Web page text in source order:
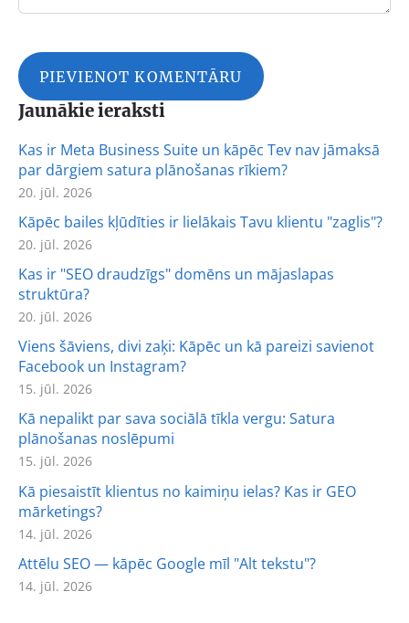
Jaunākie ieraksti
Kas ir Meta Business Suite un kāpēc Tev nav jāmaksā
par dārgiem satura plānošanas rīkiem?
20. jūl. 2026
Kāpēc bailes kļūdīties ir lielākais Tavu klientu "zaglis"?
20. jūl. 2026
Kas ir "SEO draudzīgs" domēns un mājaslapas
struktūra?
20. jūl. 2026
Viens šāviens, divi zaķi: Kāpēc un kā pareizi savienot
Facebook un Instagram?
15. jūl. 2026
Kā nepalikt par sava sociālā tīkla vergu: Satura
plānošanas noslēpumi
15. jūl. 2026
Kā piesaistīt klientus no kaimiņu ielas? Kas ir GEO
mārketings?
14. jūl. 2026
Attēlu SEO — kāpēc Google mīl "Alt tekstu"?
14. jūl. 2026